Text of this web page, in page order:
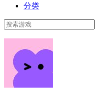
分类